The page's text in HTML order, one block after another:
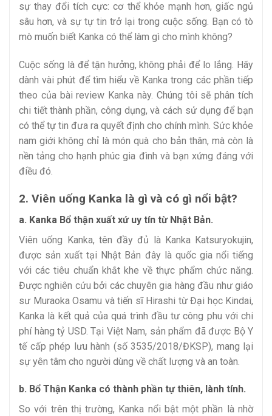
sự thay đổi tích cực: cơ thể khỏe mạnh hơn, giấc ngủ
sâu hơn, và sự tự tin trở lại trong cuộc sống. Bạn có tò
mò muốn biết Kanka có thể làm gì cho mình không?
Cuộc sống là để tận hưởng, không phải để lo lắng. Hãy
dành vài phút để tìm hiểu về Kanka trong các phần tiếp
theo của bài review Kanka này. Chúng tôi sẽ phân tích
chi tiết thành phần, công dụng, và cách sử dụng để bạn
có thể tự tin đưa ra quyết định cho chính mình. Sức khỏe
nam giới không chỉ là món quà cho bản thân, mà còn là
nền tảng cho hạnh phúc gia đình và bạn xứng đáng với
điều đó.
2. Viên uống Kanka là gì và có gì nổi bật?
a. Kanka Bổ thận xuất xứ uy tín từ Nhật Bản.
Viên uống Kanka, tên đầy đủ là Kanka Katsuryokujin,
được sản xuất tại Nhật Bản đây là quốc gia nổi tiếng
với các tiêu chuẩn khắt khe về thực phẩm chức năng.
Được nghiên cứu bởi các chuyên gia hàng đầu như giáo
sư Muraoka Osamu và tiến sĩ Hirashi từ Đại học Kindai,
Kanka là kết quả của quá trình đầu tư công phu với chi
phí hàng tỷ USD. Tại Việt Nam, sản phẩm đã được Bộ Y
tế cấp phép lưu hành (số 3535/2018/ĐKSP), mang lại
sự yên tâm cho người dùng về chất lượng và an toàn.
b. Bổ Thận Kanka có thành phần tự thiên, lành tính.
So với trên thị trường, Kanka nổi bật một phần là nhờ